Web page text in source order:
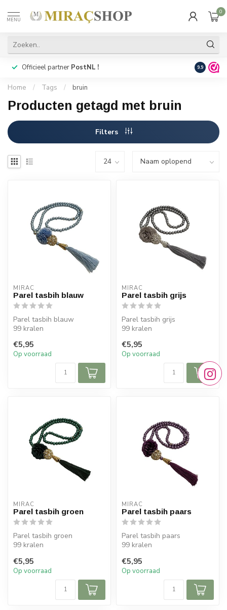
MENU
0
Officieel partner PostNL ! Snelle
9.9
Home / Tags / bruin
Producten getagd met bruin
Filters
MIRAC
Parel tasbih blauw
Parel tasbih blauw
99 kralen
€5,95
Op voorraad
MIRAC
Parel tasbih grijs
Parel tasbih grijs
99 kralen
€5,95
Op voorraad
MIRAC
Parel tasbih groen
Parel tasbih groen
99 kralen
€5,95
Op voorraad
MIRAC
Parel tasbih paars
Parel tasbih paars
99 kralen
€5,95
Op voorraad